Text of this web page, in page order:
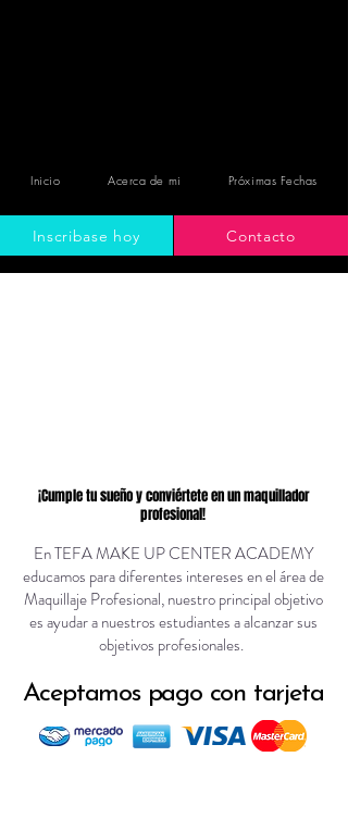
Inicio Acerca de mi Próximas Fechas
Inscribase hoy Contacto
¡Cumple tu sueño y conviértete en un maquillador
profesional!
En TEFA MAKE UP CENTER ACADEMY
educamos para diferentes intereses en el área de
Maquillaje Profesional, nuestro principal objetivo
es ayudar a nuestros estudiantes a alcanzar sus
objetivos profesionales.
Aceptamos pago con tarjeta